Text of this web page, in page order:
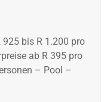
bis R 1.200 pro
ab R 395 pro
– Pool –